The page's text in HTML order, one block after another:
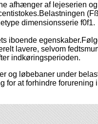
afhænger af lejeserien
dimensionsserie f0f1.
iboende
lavere, selvom
indkøringsperioden.
og løbebaner under
for at forhindre